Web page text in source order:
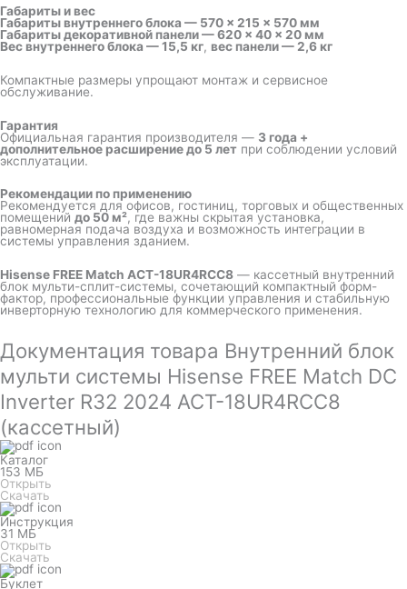
Габариты и вес
Габариты внутреннего блока — 570 × 215 × 570 мм
Габариты декоративной панели — 620 × 40 × 20 мм
Вес внутреннего блока — 15,5 кг, вес панели — 2,6 кг
Компактные размеры упрощают монтаж и сервисное
обслуживание.
Гарантия
Официальная гарантия производителя — 3 года +
дополнительное расширение до 5 лет при соблюдении условий
эксплуатации.
Рекомендации по применению
Рекомендуется для офисов, гостиниц, торговых и общественных
помещений до 50 м², где важны скрытая установка,
равномерная подача воздуха и возможность интеграции в
системы управления зданием.
Hisense FREE Match ACT-18UR4RCC8 — кассетный внутренний
блок мульти-сплит-системы, сочетающий компактный форм-
фактор, профессиональные функции управления и стабильную
инверторную технологию для коммерческого применения.
Документация товара Внутренний блок
мульти системы Hisense FREE Match DC
Inverter R32 2024 ACT-18UR4RCC8
(кассетный)
Каталог
153 МБ
Открыть
Скачать
Инструкция
31 МБ
Открыть
Скачать
Буклет